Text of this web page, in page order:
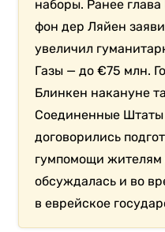
наборы. Ранее
фон дер Ляйен
увеличил
Газы — до €75 млн.
Блинкен накануне
Соединенные
договорились
гумпомощи жителям
обсуждалась и во
в еврейское